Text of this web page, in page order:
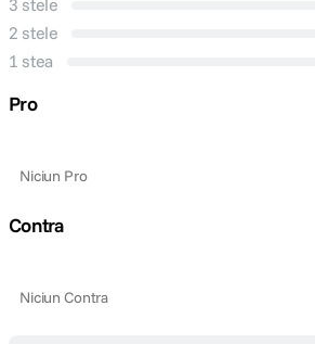
3 stele
2 stele
1 stea
Pro
Niciun Pro
Contra
Niciun Contra